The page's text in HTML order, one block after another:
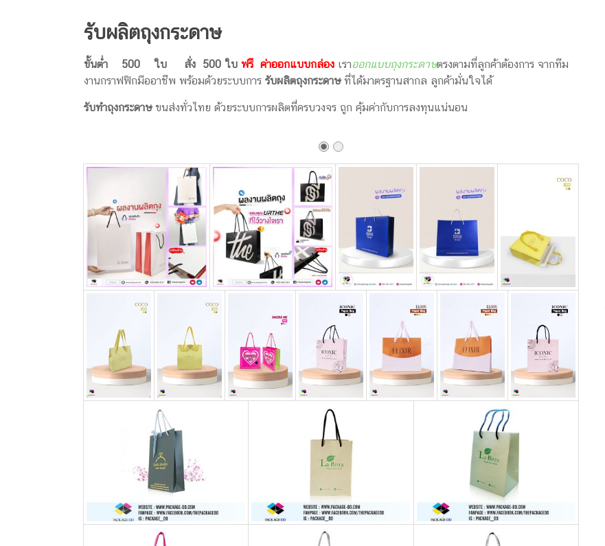
รับ
ผลิต
กล่อง
Design
เซ็ต
รับ
ผลิต
กล่อง
อางค์
รับ
ทำ
กล่อง
สบู่
โรงงาน
รับผลิตถุงกระดาษ
ขั้นต่ำ 500 ใบ สั่ง 500 ใบ ฟรี ค่าออกแบบกล่อง เราออกแบบถุงกระดาษตรงตามที่ลูกค้าต้องการ จากทีม
งานกราฟฟิกมืออาชีพ พร้อมด้วยระบบการ รับผลิตถุงกระดาษที่ได้มาตรฐานสากล ลูกค้ามั่นใจได้
รับทําถุงกระดาษขนส่งทั่วไทย ด้วยระบบการผลิตที่ครบวงจร ถูก คุ้มค่ากับการลงทุนแน่นอน